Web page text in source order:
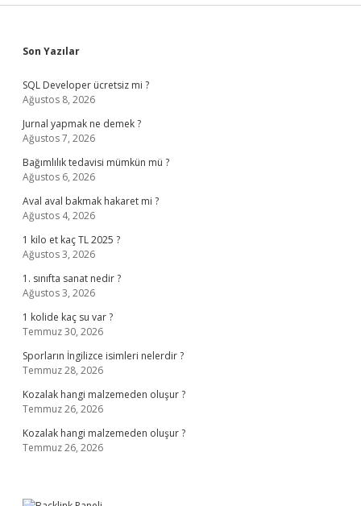
Sidebar
Son Yazılar
SQL Developer ücretsiz mi ?
Ağustos 8, 2026
Jurnal yapmak ne demek ?
Ağustos 7, 2026
Bağımlılık tedavisi mümkün mü ?
Ağustos 6, 2026
Aval aval bakmak hakaret mi ?
Ağustos 4, 2026
1 kilo et kaç TL 2025 ?
Ağustos 3, 2026
1. sınıfta sanat nedir ?
Ağustos 3, 2026
1 kolide kaç su var ?
Temmuz 30, 2026
Sporların İngilizce isimleri nelerdir ?
Temmuz 28, 2026
Kozalak hangi malzemeden oluşur ?
Temmuz 26, 2026
Kozalak hangi malzemeden oluşur ?
Temmuz 26, 2026